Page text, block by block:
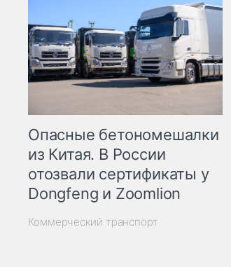
Опасные бетономешалки
из Китая. В России
отозвали сертификаты у
Dongfeng и Zoomlion
Коммерческий транспорт